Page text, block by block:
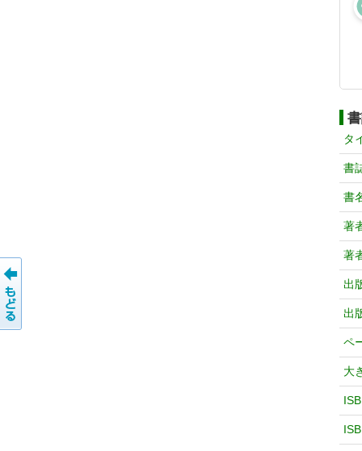
タ
書
書
著
著
出
出
ペ
大